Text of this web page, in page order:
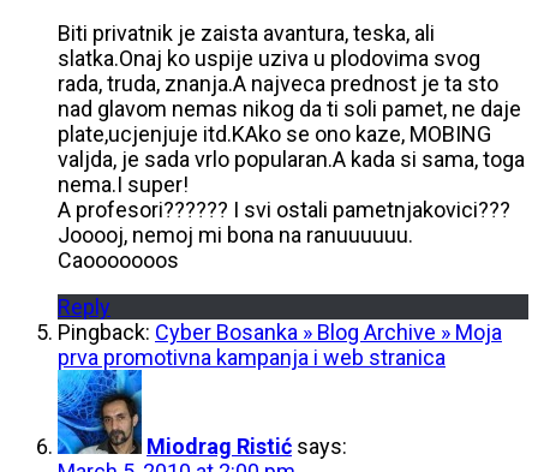
Biti privatnik je zaista avantura, teska, ali
slatka.Onaj ko uspije uziva u plodovima svog
rada, truda, znanja.A najveca prednost je ta sto
nad glavom nemas nikog da ti soli pamet, ne daje
plate,ucjenjuje itd.KAko se ono kaze, MOBING
valjda, je sada vrlo popularan.A kada si sama, toga
nema.I super!
A profesori?????? I svi ostali pametnjakovici???
Jooooj, nemoj mi bona na ranuuuuuu.
Caooooooos
Reply
Pingback: Cyber Bosanka » Blog Archive » Moja
prva promotivna kampanja i web stranica
Miodrag Ristić says: